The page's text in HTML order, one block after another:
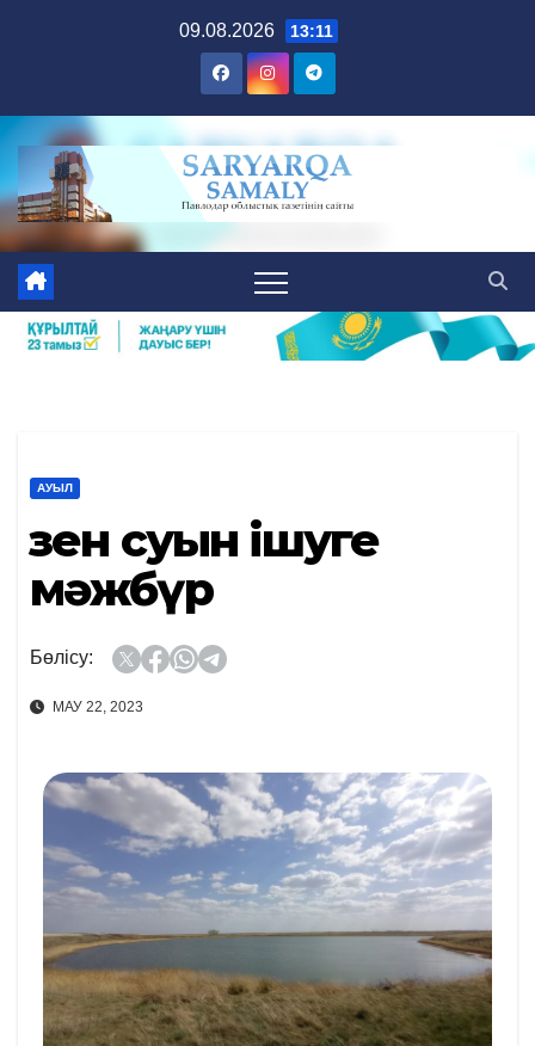
09.08.2026 13:11
АУЫЛ
Өзен суын ішуге
мәжбүр
Бөлісу:
МАУ 22, 2023